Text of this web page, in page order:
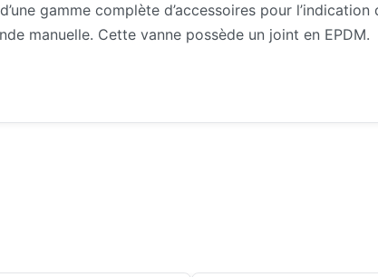
gamme complète d’accessoires pour l’indication
manuelle. Cette vanne possède un joint en EPDM.